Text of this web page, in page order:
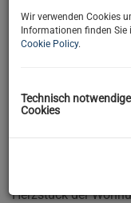
In ruhiger und
Klagenfurt am
durchdachtes
zwei sonnige Balkone
Die Wohnung
und bietet
Herzstück der
Wir verwenden Cookies
Informationen finden Sie
Cookie Policy.
Technisch notwendige
Cookies